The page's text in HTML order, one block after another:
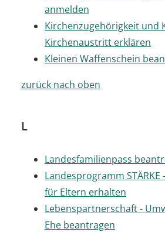
anmelden
Kirchenzugehörigkeit und
Kirchenaustritt erklären
Kleinen Waffenschein
zurück nach oben
L
Landesfamilienpass
Landesprogramm
für Eltern erhalten
Lebenspartnerschaft -
Ehe beantragen